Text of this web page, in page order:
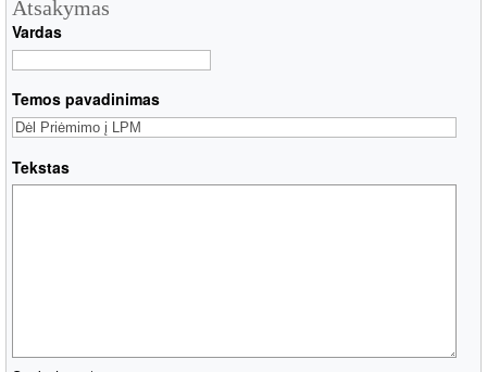
Atsakymas
Vardas
Temos pavadinimas
Tekstas